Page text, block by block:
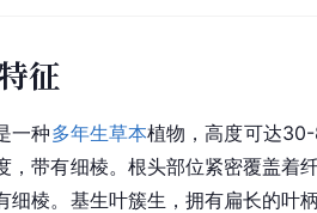
征
一种多年生草本植物，高度可达
，带有细棱。根头部位紧密覆盖着
细棱。基生叶簇生，拥有扁长的叶